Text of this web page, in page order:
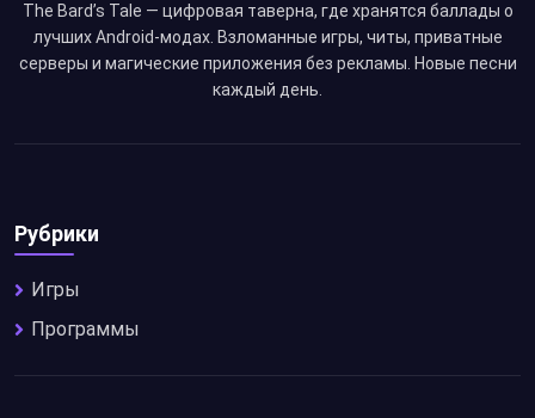
The Bard’s Tale — цифровая таверна, где хранятся баллады о
лучших Android-модах. Взломанные игры, читы, приватные
серверы и магические приложения без рекламы. Новые песни
каждый день.
Рубрики
Игры
Программы